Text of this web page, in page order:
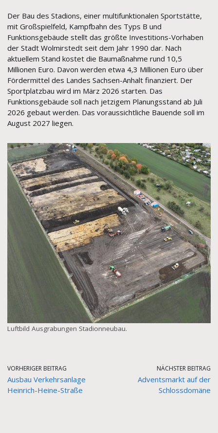
Der Bau des Stadions, einer multifunktionalen Sportstätte,
mit Großspielfeld, Kampfbahn des Typs B und
Funktionsgebäude stellt das größte Investitions-Vorhaben
der Stadt Wolmirstedt seit dem Jahr 1990 dar. Nach
aktuellem Stand kostet die Baumaßnahme rund 10,5
Millionen Euro. Davon werden etwa 4,3 Millionen Euro über
Fördermittel des Landes Sachsen-Anhalt finanziert. Der
Sportplatzbau wird im März 2026 starten. Das
Funktionsgebäude soll nach jetzigem Planungsstand ab Juli
2026 gebaut werden. Das voraussichtliche Bauende soll im
August 2027 liegen.
Luftbild Ausgrabungen Stadionneubau.
VORHERIGER BEITRAG
Ausbau Verkehrsanlage
Heinrich-Heine-Straße
NÄCHSTER BEITRAG
Adventsmarkt auf der
Schlossdomäne